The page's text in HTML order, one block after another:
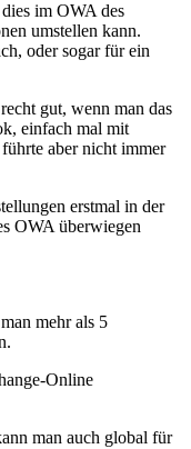
im OWA des
umstellen kann.
oder sogar für ein
gut, wenn man das
einfach mal mit
aber nicht immer
erstmal in der
OWA überwiegen
mehr als 5
Online
man auch global für